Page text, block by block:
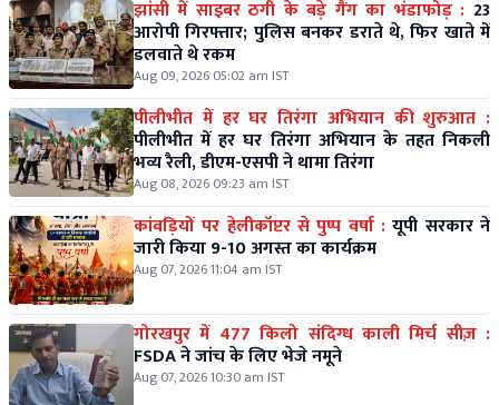
झांसी में साइबर ठगी के बड़े गैंग का भंडाफोड़ : 23
आरोपी गिरफ्तार; पुलिस बनकर डराते थे, फिर खाते में
डलवाते थे रकम
Aug 09, 2026 05:02 am IST
पीलीभीत में हर घर तिरंगा अभियान की शुरुआत :
पीलीभीत में हर घर तिरंगा अभियान के तहत निकली
भव्य रैली, डीएम-एसपी ने थामा तिरंगा
Aug 08, 2026 09:23 am IST
कांवड़ियों पर हेलीकॉप्टर से पुष्प वर्षा : यूपी सरकार ने
जारी किया 9-10 अगस्त का कार्यक्रम
Aug 07, 2026 11:04 am IST
गोरखपुर में 477 किलो संदिग्ध काली मिर्च सीज़ :
FSDA ने जांच के लिए भेजे नमूने
Aug 07, 2026 10:30 am IST